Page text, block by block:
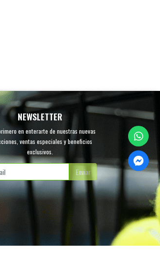
NEWSLETTER
en enterarte de nuestras nuevas
ventas especiales y beneficios
exclusivos.
Enviar